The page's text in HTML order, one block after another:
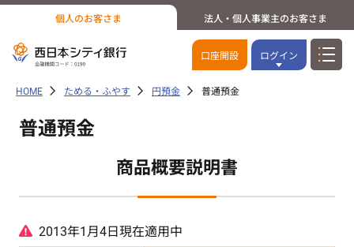
個人のお客さま 法人・個人事業主のお客さま
口座開設 ログイン
HOME ためる・ふやす 円預金 普通預金
普通預金
商品概要説明書
2013年1月4日現在適用中